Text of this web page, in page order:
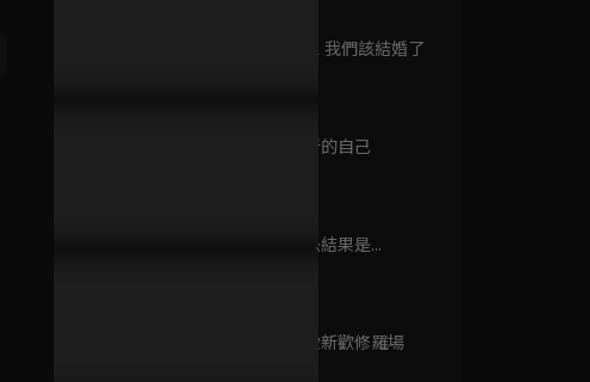
第11集 我想 我們該結婚了
第12集 全新的自己
第13集 判決結果是...
第14集 舊愛新歡修羅場
已完結 / 共 40 集
好運到